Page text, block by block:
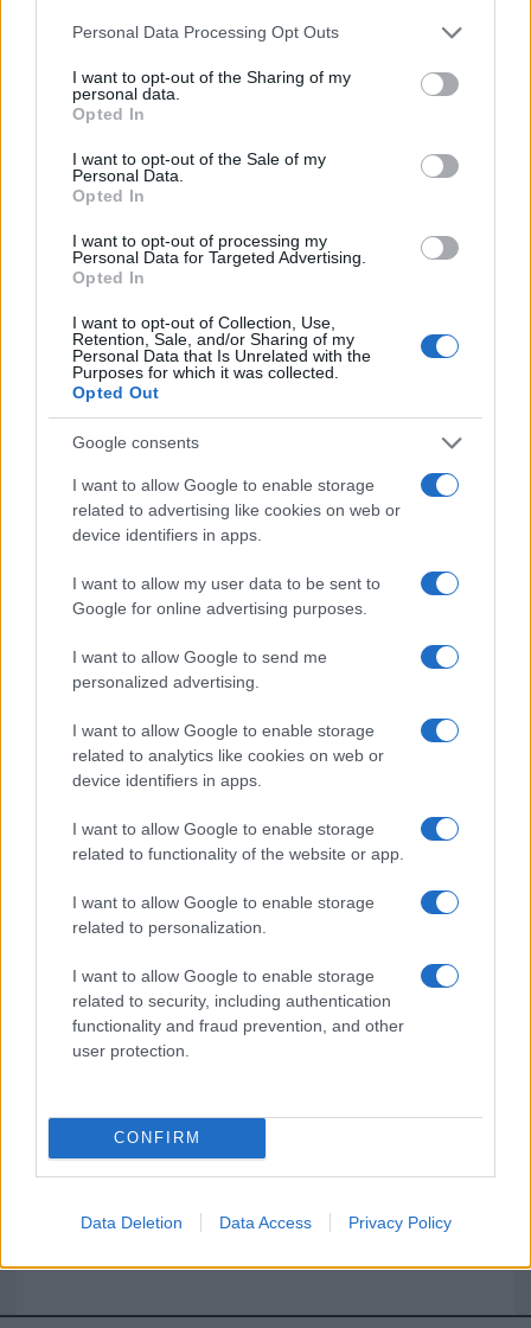
Please note that this website/app uses one or more Google
not limited to your visit or usage behaviour. You may click to
grant or deny consent to Google and its third-party tags to
use your data for below specified purposes in below Google
consent section.
Personal Data Processing Opt Outs
I want to opt-out of the Sharing of my
personal data.
Opted In
I want to opt-out of the Sale of my
Personal Data.
Opted In
I want to opt-out of processing my
Personal Data for Targeted Advertising.
Opted In
I want to opt-out of Collection, Use,
Retention, Sale, and/or Sharing of my
Personal Data that Is Unrelated with the
Purposes for which it was collected.
Opted Out
Google consents
I want to allow Google to enable storage
related to advertising like cookies on web or
device identifiers in apps.
I want to allow my user data to be sent to
Google for online advertising purposes.
I want to allow Google to send me
personalized advertising.
I want to allow Google to enable storage
related to analytics like cookies on web or
device identifiers in apps.
I want to allow Google to enable storage
related to functionality of the website or app.
I want to allow Google to enable storage
related to personalization.
I want to allow Google to enable storage
related to security, including authentication
functionality and fraud prevention, and other
user protection.
CONFIRM
Data Deletion Data Access Privacy Policy
fine agosto
Aggius conquista la classifica delle mete più
amate dell’estate 2026
NECROLOGIE
Paolo Pinna
Martina Agostina Diturco
I nostri cari
I nostri cari
Giovannimaria Cabras